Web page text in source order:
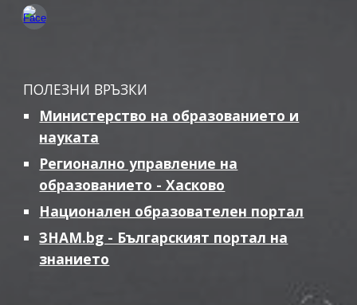
ПОЛЕЗНИ ВРЪЗКИ
Министерство на образованието и
науката
Регионално управление на
образованието - Хасково
Национален образователен портал
ЗНАМ.bg - Българският портал на
знанието